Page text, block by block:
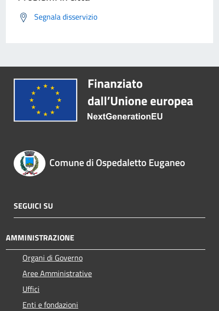
Segnala disservizio
Comune di Ospedaletto Euganeo
SEGUICI SU
AMMINISTRAZIONE
Organi di Governo
Aree Amministrative
Uffici
Enti e fondazioni